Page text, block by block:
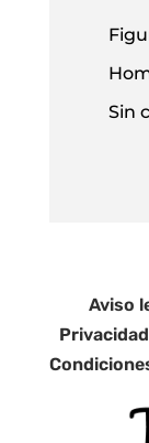
Sin
Aviso
Privacidad